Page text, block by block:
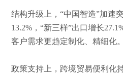
结构升级上，“中国智造”加速
13.2%，“新三样”出口增长
客户需求更趋定制化、精细化。
政策支持上，跨境贸易便利化